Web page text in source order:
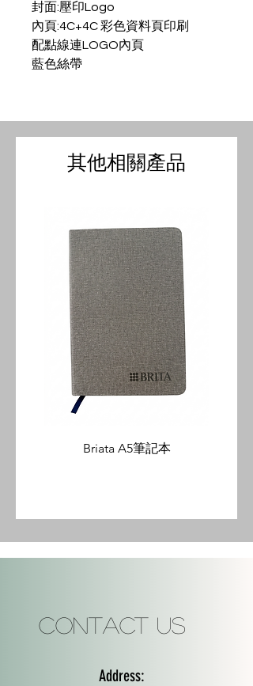
封面:壓印Logo
內頁:4C+4C 彩色資料頁印刷
配點線連LOGO內頁
藍色絲帶
其他相關產品
Briata A5筆記本
Contact Us
Address: